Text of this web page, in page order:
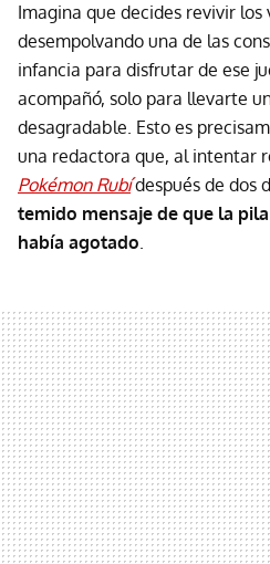
Imagina que decides revivir los
desempolvando una de las
infancia para disfrutar de ese
acompañó, solo para llevarte
desagradable. Esto es
una redactora que, al intentar
Pokémon Rubídespués de dos
temido mensaje de que la
había agotado.